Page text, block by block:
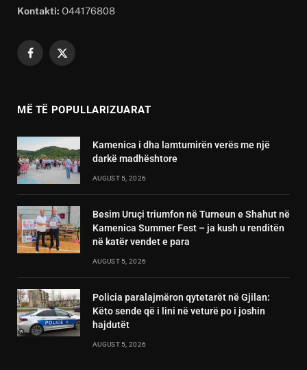
Kontakti: O44176808
Facebook
X
MË TË POPULLARIZUARAT
Kamenica i dha lamtumirën verës me një
darkë madhështore
AUGUST 5, 2026
Besim Uruçi triumfon në Turneun e Shahut në
Kamenica Summer Fest – ja kush u renditën
në katër vendet e para
AUGUST 5, 2026
Policia paralajmëron qytetarët në Gjilan:
Këto sende që i lini në veturë po i joshin
hajdutët
AUGUST 5, 2026